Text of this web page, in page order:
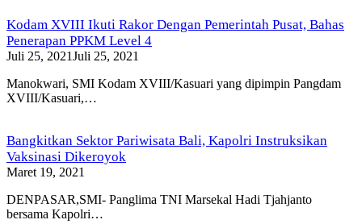
Kodam XVIII Ikuti Rakor Dengan Pemerintah Pusat, Bahas
Penerapan PPKM Level 4
Juli 25, 2021Juli 25, 2021
Manokwari, SMI Kodam XVIII/Kasuari yang dipimpin Pangdam
XVIII/Kasuari,…
Bangkitkan Sektor Pariwisata Bali, Kapolri Instruksikan
Vaksinasi Dikeroyok
Maret 19, 2021
DENPASAR,SMI- Panglima TNI Marsekal Hadi Tjahjanto
bersama Kapolri…